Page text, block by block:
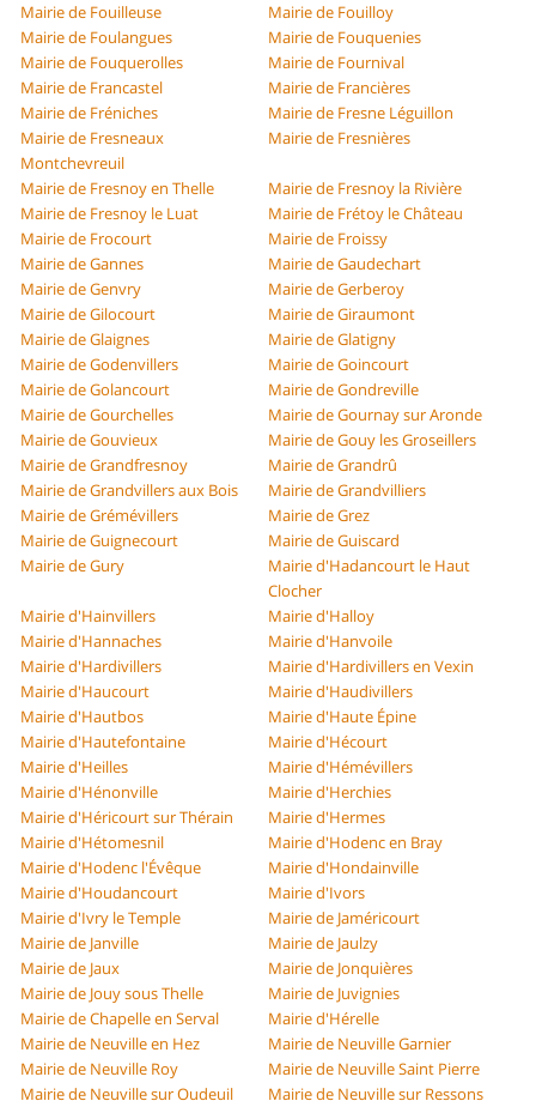
Mairie de Fouilleuse
Mairie de Fouilloy
Mairie de Foulangues
Mairie de Fouquenies
Mairie de Fouquerolles
Mairie de Fournival
Mairie de Francastel
Mairie de Francières
Mairie de Fréniches
Mairie de Fresne Léguillon
Mairie de Fresneaux
Montchevreuil
Mairie de Fresnières
Mairie de Fresnoy en Thelle
Mairie de Fresnoy la Rivière
Mairie de Fresnoy le Luat
Mairie de Frétoy le Château
Mairie de Frocourt
Mairie de Froissy
Mairie de Gannes
Mairie de Gaudechart
Mairie de Genvry
Mairie de Gerberoy
Mairie de Gilocourt
Mairie de Giraumont
Mairie de Glaignes
Mairie de Glatigny
Mairie de Godenvillers
Mairie de Goincourt
Mairie de Golancourt
Mairie de Gondreville
Mairie de Gourchelles
Mairie de Gournay sur Aronde
Mairie de Gouvieux
Mairie de Gouy les Groseillers
Mairie de Grandfresnoy
Mairie de Grandrû
Mairie de Grandvillers aux Bois
Mairie de Grandvilliers
Mairie de Grémévillers
Mairie de Grez
Mairie de Guignecourt
Mairie de Guiscard
Mairie de Gury
Mairie d'Hadancourt le Haut
Clocher
Mairie d'Hainvillers
Mairie d'Halloy
Mairie d'Hannaches
Mairie d'Hanvoile
Mairie d'Hardivillers
Mairie d'Hardivillers en Vexin
Mairie d'Haucourt
Mairie d'Haudivillers
Mairie d'Hautbos
Mairie d'Haute Épine
Mairie d'Hautefontaine
Mairie d'Hécourt
Mairie d'Heilles
Mairie d'Hémévillers
Mairie d'Hénonville
Mairie d'Herchies
Mairie d'Héricourt sur Thérain
Mairie d'Hermes
Mairie d'Hétomesnil
Mairie d'Hodenc en Bray
Mairie d'Hodenc l'Évêque
Mairie d'Hondainville
Mairie d'Houdancourt
Mairie d'Ivors
Mairie d'Ivry le Temple
Mairie de Jaméricourt
Mairie de Janville
Mairie de Jaulzy
Mairie de Jaux
Mairie de Jonquières
Mairie de Jouy sous Thelle
Mairie de Juvignies
Mairie de Chapelle en Serval
Mairie d'Hérelle
Mairie de Neuville en Hez
Mairie de Neuville Garnier
Mairie de Neuville Roy
Mairie de Neuville Saint Pierre
Mairie de Neuville sur Oudeuil
Mairie de Neuville sur Ressons